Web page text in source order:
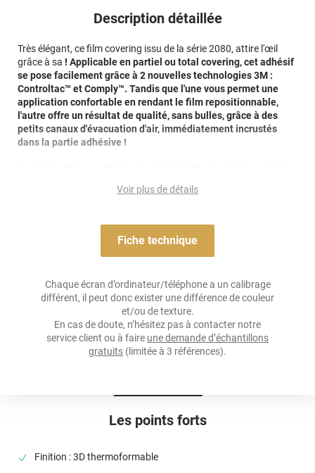
Les points forts
Finition : 3D thermoformable
Description détaillée
Très élégant, ce film covering issu de la série 2080, attire l'œil
grâce à sa ! Applicable en partiel ou total covering, cet adhésif
se pose facilement grâce à 2 nouvelles technologies 3M :
Controltac™ et Comply™. Tandis que l'une vous permet une
application confortable en rendant lefilm repositionnable,
l'autre offre un résultat de qualité, sans bulles, grâce à des
petits canaux d'évacuation d'air, immédiatement incrustés
dans la partie adhésive !
afin qu'il s'adapte à de nombreux reliefs : creux, courbes ou
Garantie 8 ans, ce film covering 3M effet glossy blanc, doit
nettoyé avec une solution liquide sans
Note importante : faire son choix entre un covering 2D ou 3D ?
Pour rappel ce film de covering dispose d’une finition 3D, c’est-à-
dire qu’il est thermoformable. Il est donc sensible à la chaleur
(décapeur thermique ou sèche-cheveux), il est conseillé dans la
pose de covering sur tout type de surface, planes à très
courbées ! Il est donc privilégié pour un total covering mais
Voir plus de détails
Fiche technique
Chaque écran d’ordinateur/téléphone a un calibrage
différent, il peut donc exister une différence de couleur
et/ou de texture.
En cas de doute, n’hésitez pas à contacter notre
service client ou à faire une demande d’échantillons
gratuits (limitée à 3 références).